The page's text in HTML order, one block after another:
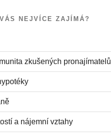
NEJVÍCE ZAJÍMÁ?
zkušených pronajímatelů
a nájemní vztahy